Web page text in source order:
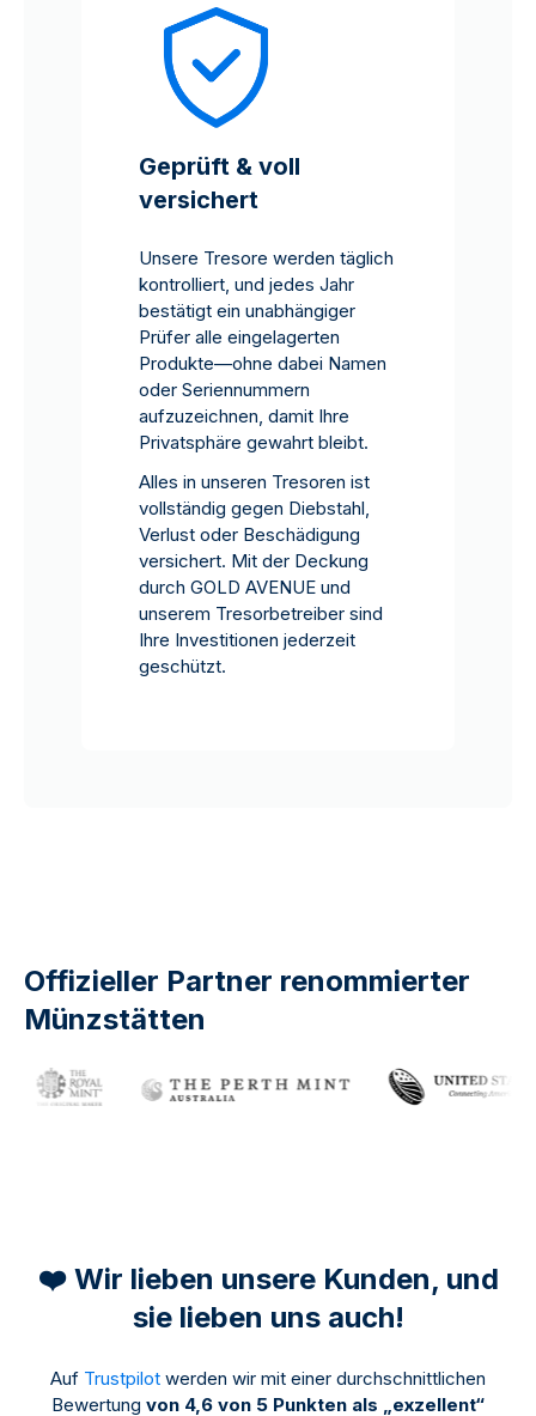
Geprüft & voll
versichert
Unsere Tresore werden täglich
kontrolliert, und jedes Jahr
bestätigt ein unabhängiger
Prüfer alle eingelagerten
Produkte—ohne dabei Namen
oder Seriennummern
aufzuzeichnen, damit Ihre
Privatsphäre gewahrt bleibt.
Alles in unseren Tresoren ist
vollständig gegen Diebstahl,
Verlust oder Beschädigung
versichert. Mit der Deckung
durch GOLD AVENUE und
unserem Tresorbetreiber sind
Ihre Investitionen jederzeit
geschützt.
Offizieller Partner renommierter
Münzstätten
❤️ Wir lieben unsere Kunden, und
sie lieben uns auch!
Auf Trustpilot werden wir mit einer durchschnittlichen
Bewertung von 4,6 von 5 Punkten als „exzellent“